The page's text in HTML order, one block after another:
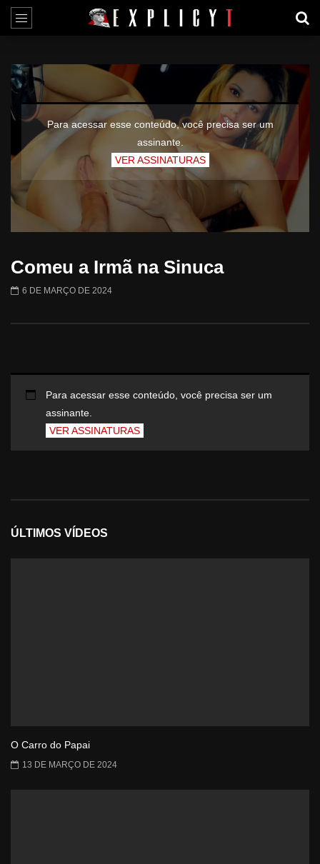
Para acessar esse conteúdo, você precisa ser um
assinante.
VER ASSINATURAS
Comeu a Irmã na Sinuca
6 DE MARÇO DE 2024
Para acessar esse conteúdo, você precisa ser um
assinante.
VER ASSINATURAS
ÚLTIMOS VÍDEOS
O Carro do Papai
13 DE MARÇO DE 2024